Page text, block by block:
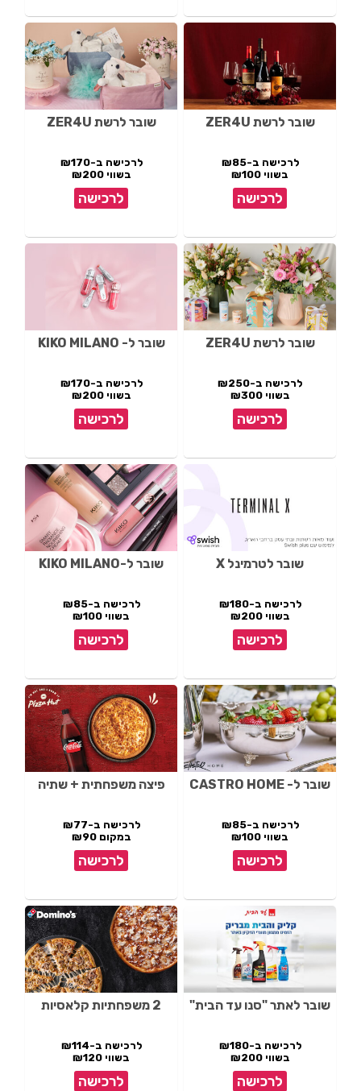
שובר לרשת ZER4U
לרכישה ב-₪85
בשווי ₪100
לרכישה
שובר לרשת ZER4U
לרכישה ב-₪170
בשווי ₪200
לרכישה
שובר לרשת ZER4U
לרכישה ב-₪250
בשווי ₪300
לרכישה
שובר ל- KIKO MILANO
לרכישה ב-₪170
בשווי ₪200
לרכישה
שובר לטרמינל X
לרכישה ב-₪180
בשווי ₪200
לרכישה
שובר ל-KIKO MILANO
לרכישה ב-₪85
בשווי ₪100
לרכישה
שובר ל- CASTRO HOME
לרכישה ב-₪85
בשווי ₪100
לרכישה
פיצה משפחתית + שתיה
לרכישה ב-₪77
במקום ₪90
לרכישה
שובר לאתר "סנו עד הבית"
לרכישה ב-₪180
בשווי ₪200
לרכישה
2 משפחתיות קלאסיות
לרכישה ב-₪114
בשווי ₪120
לרכישה